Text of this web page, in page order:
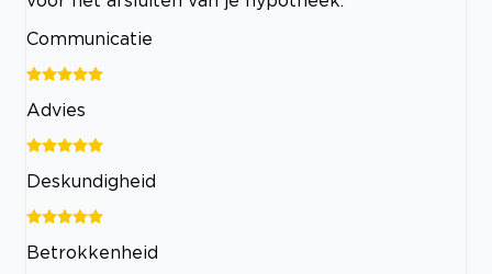
Communicatie
Advies
Deskundigheid
Betrokkenheid